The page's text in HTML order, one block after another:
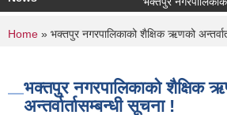
You are here
Home » भक्तपुर नगरपालिकाको शैक्षिक ऋणको
भक्तपुर नगरपालिकाको शैक्षिक
अन्तर्वार्तासम्बन्धी सूचना !